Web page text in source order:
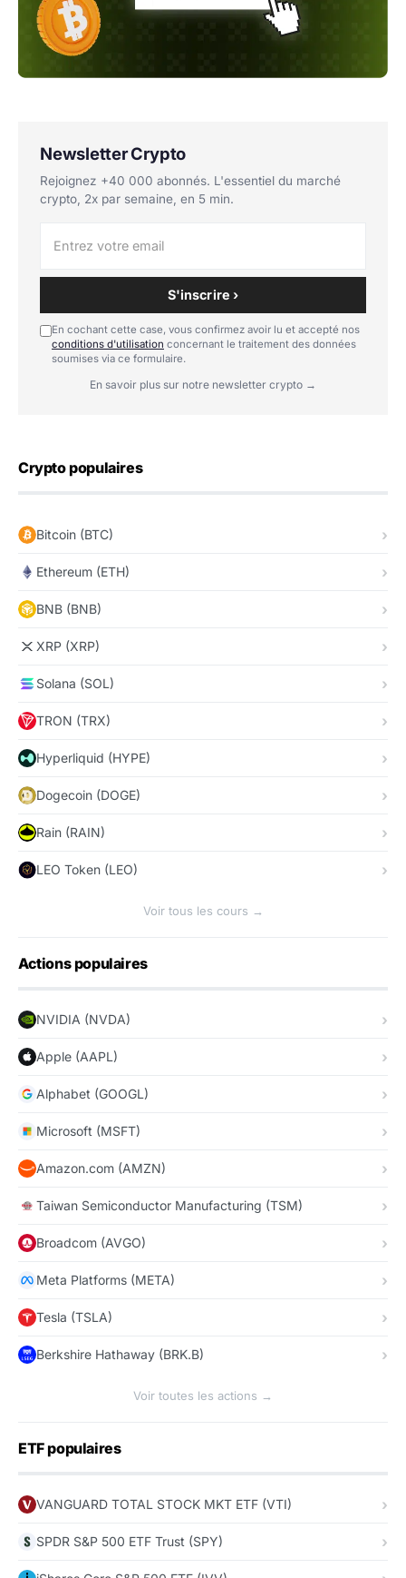
Newsletter Crypto
Rejoignez +40 000 abonnés. L'essentiel du marché
crypto, 2x par semaine, en 5 min.
S'inscrire ›
En cochant cette case, vous confirmez avoir lu et accepté nos
conditions d'utilisation concernant le traitement des données
soumises via ce formulaire.
En savoir plus sur notre newsletter crypto →
Crypto populaires
Bitcoin (BTC)
Ethereum (ETH)
BNB (BNB)
XRP (XRP)
Solana (SOL)
TRON (TRX)
Hyperliquid (HYPE)
Dogecoin (DOGE)
Rain (RAIN)
LEO Token (LEO)
Voir tous les cours →
Actions populaires
NVIDIA (NVDA)
Apple (AAPL)
Alphabet (GOOGL)
Microsoft (MSFT)
Amazon.com (AMZN)
Taiwan Semiconductor Manufacturing (TSM)
Broadcom (AVGO)
Meta Platforms (META)
Tesla (TSLA)
Berkshire Hathaway (BRK.B)
Voir toutes les actions →
ETF populaires
VANGUARD TOTAL STOCK MKT ETF (VTI)
SPDR S&P 500 ETF Trust (SPY)